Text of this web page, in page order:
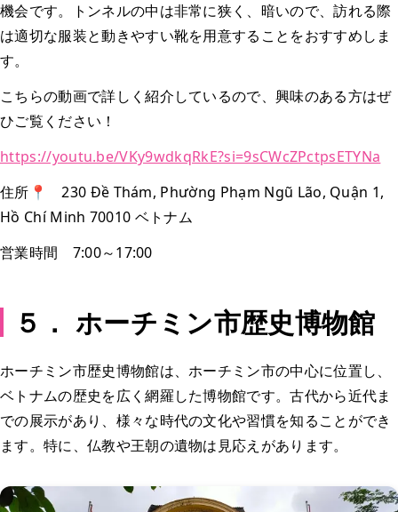
機会です。トンネルの中は非常に狭く、暗いので、訪れる際
は適切な服装と動きやすい靴を用意することをおすすめしま
す。
こちらの動画で詳しく紹介しているので、興味のある方はぜ
ひご覧ください！
https://youtu.be/VKy9wdkqRkE?si=9sCWcZPctpsETYNa
住所📍 230 Đề Thám, Phường Phạm Ngũ Lão, Quận 1,
Hồ Chí Minh 70010 ベトナム
営業時間 7:00～17:00
５． ホーチミン市歴史博物館
ホーチミン市歴史博物館は、ホーチミン市の中心に位置し、
ベトナムの歴史を広く網羅した博物館です。古代から近代ま
での展示があり、様々な時代の文化や習慣を知ることができ
ます。特に、仏教や王朝の遺物は見応えがあります。